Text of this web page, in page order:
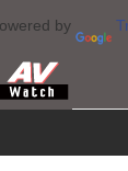
by
カム その他